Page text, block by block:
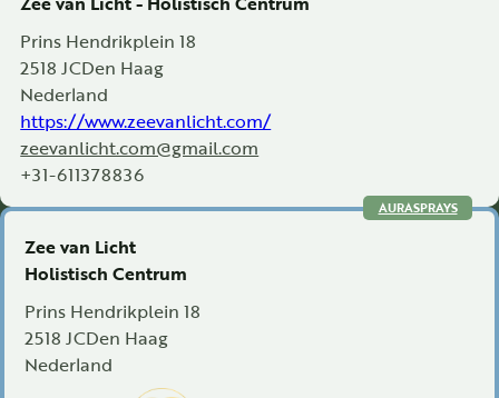
Prins Hendrikplein 18
2518 JCDen Haag
Nederland
https://www.zeevanlicht.com/
zeevanlicht.com@gmail.com
+31-611378836
Zee van Licht
Holistisch Centrum
Prins Hendrikplein 18
2518 JCDen Haag
Nederland
AURASPRAYS